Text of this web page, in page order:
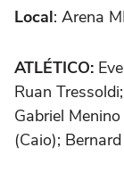
Local: Arena
ATLÉTICO:
Ruan
Gabriel
(Caio);